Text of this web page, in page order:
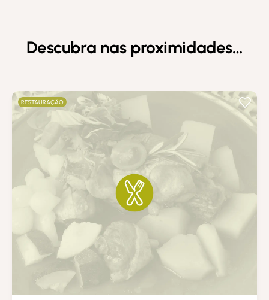
Descubra nas proximidades…
RESTAURAÇÃO